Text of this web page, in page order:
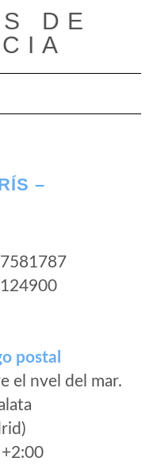
DE
modo de navegación
–
postal
el nvel del mar.